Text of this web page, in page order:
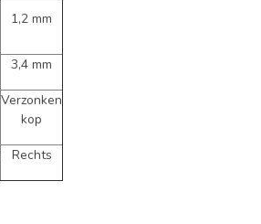
1,2 mm
3,4 mm
Verzonken
kop
Rechts